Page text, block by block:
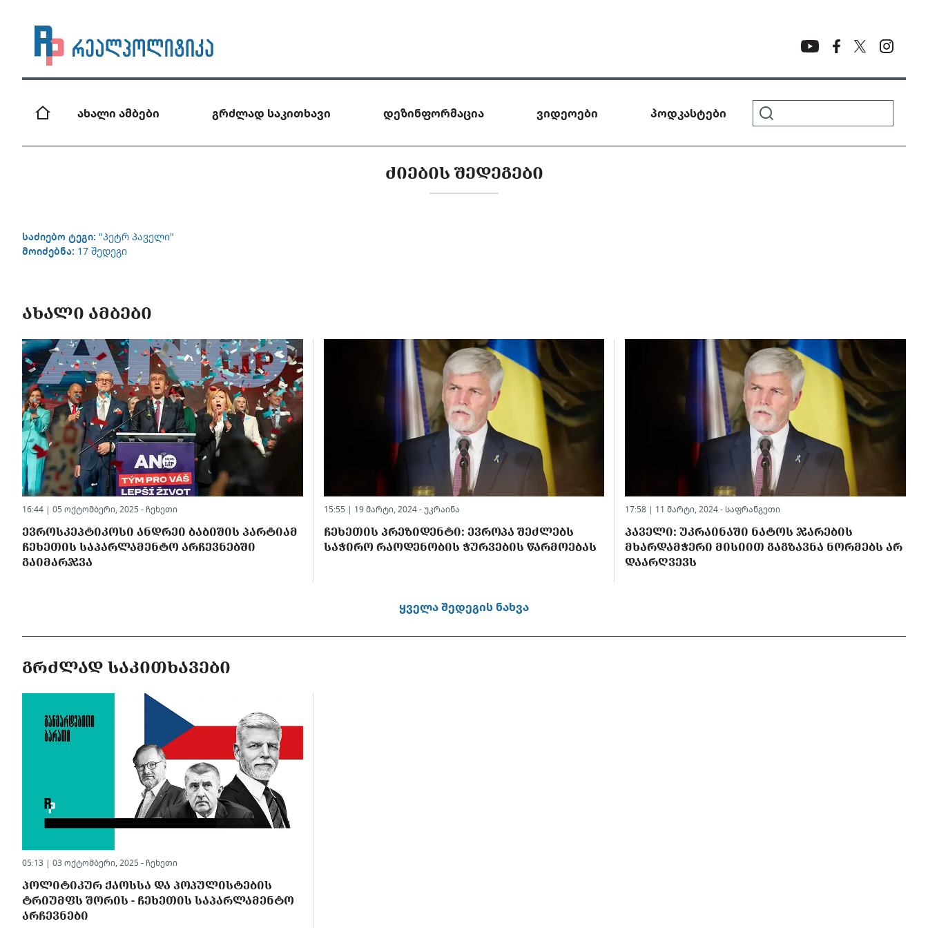
ახალი ამბები გრძლად საკითხავი დეზინფორმაცია ვიდეოები პოდკასტები
ᲫᲘᲔᲑᲘᲡ ᲨᲔᲓᲔᲒᲔᲑᲘ
საძიებო ტეგი: "პეტრ პაველი"
მოიძებნა: 17 შედეგი
ᲐᲮᲐᲚᲘ ᲐᲛᲑᲔᲑᲘ
16:44 | 05 ოქტომბერი, 2025 - ჩეხეთი
ᲔᲕᲠᲝᲡᲙᲔᲞᲢᲘᲙᲝᲡᲘ ᲐᲜᲓᲠᲔᲘ ᲑᲐᲑᲘᲨᲘᲡ ᲞᲐᲠᲢᲘᲐᲛ
ᲩᲔᲮᲔᲗᲘᲡ ᲡᲐᲞᲐᲠᲚᲐᲛᲔᲜᲢᲝ ᲐᲠᲩᲔᲕᲜᲔᲑᲨᲘ
ᲒᲐᲘᲛᲐᲠᲯᲕᲐ
15:55 | 19 მარტი, 2024 - უკრაინა
ᲩᲔᲮᲔᲗᲘᲡ ᲞᲠᲔᲖᲘᲓᲔᲜᲢᲘ: ᲔᲕᲠᲝᲞᲐ ᲨᲔᲫᲚᲔᲑᲡ
ᲡᲐᲭᲘᲠᲝ ᲠᲐᲝᲓᲔᲜᲝᲑᲘᲡ ᲭᲣᲠᲕᲔᲑᲘᲡ ᲬᲐᲠᲛᲝᲔᲑᲐᲡ
17:58 | 11 მარტი, 2024 - საფრანგეთი
ᲞᲐᲕᲔᲚᲘ: ᲣᲙᲠᲐᲘᲜᲐᲨᲘ ᲜᲐᲢᲝᲡ ᲯᲐᲠᲔᲑᲘᲡ
ᲛᲮᲐᲠᲓᲐᲛᲭᲔᲠᲘ ᲛᲘᲡᲘᲘᲗ ᲒᲐᲒᲖᲐᲕᲜᲐ ᲜᲝᲠᲛᲔᲑᲡ ᲐᲠ
ᲓᲐᲐᲠᲦᲕᲔᲕᲡ
ყველა შედეგის ნახვა
ᲒᲠᲫᲚᲐᲓ ᲡᲐᲙᲘᲗᲮᲐᲕᲔᲑᲘ
05:13 | 03 ოქტომბერი, 2025 - ჩეხეთი
ᲞᲝᲚᲘᲢᲘᲙᲣᲠ ᲥᲐᲝᲡᲡᲐ ᲓᲐ ᲞᲝᲞᲣᲚᲘᲡᲢᲔᲑᲘᲡ
ᲢᲠᲘᲣᲛᲤᲡ ᲨᲝᲠᲘᲡ - ᲩᲔᲮᲔᲗᲘᲡ ᲡᲐᲞᲐᲠᲚᲐᲛᲔᲜᲢᲝ
ᲐᲠᲩᲔᲕᲜᲔᲑᲘ